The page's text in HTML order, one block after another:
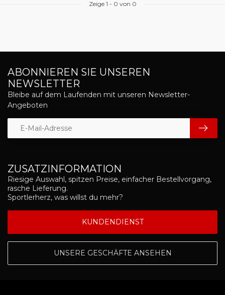
Zeige 1 - 0 von 0
ZUSATZINFORMATION
Riesige Auswahl, spitzen Preise, einfacher Bestellvorgang,
rasche Lieferung.
Sportlerherz, was willst du mehr?
KUNDENDIENST
UNSERE GESCHÄFTE ANSEHEN
ABONNIEREN SIE UNSEREN
NEWSLETTER
Bleibe auf dem Laufenden mit unseren Newsletter-
Angeboten